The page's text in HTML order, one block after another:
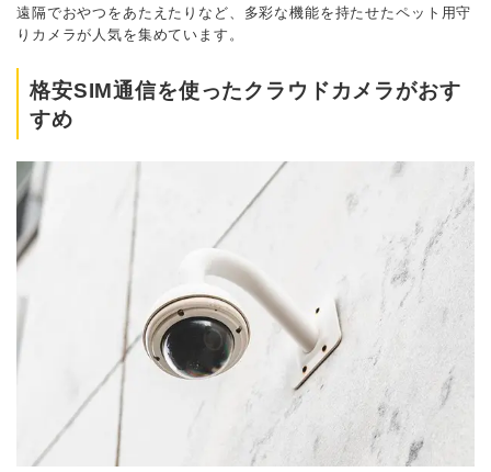
遠隔でおやつをあたえたりなど、多彩な機能を持たせたペット用守
りカメラが人気を集めています。
格安SIM通信を使ったクラウドカメラがおす
すめ